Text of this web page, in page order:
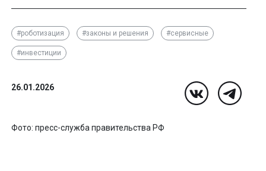
#роботизация #законы и решения #сервисные
#инвестиции
26.01.2026
Фото: пресс-служба правительства РФ